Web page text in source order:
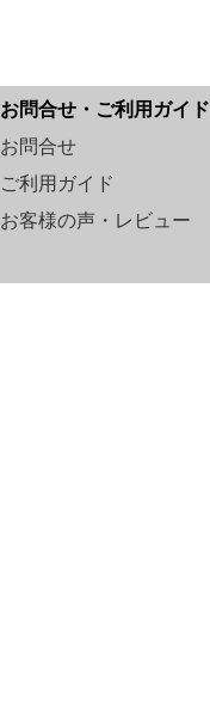
お問合せ・ご利用ガイド
お問合せ
ご利用ガイド
お客様の声・レビュー